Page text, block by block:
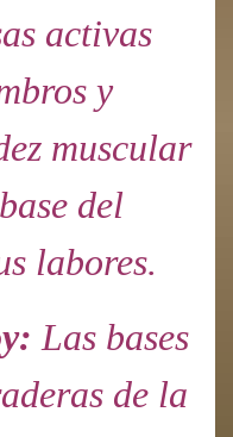
activas
y
muscular
del
labores.
Las bases
de la